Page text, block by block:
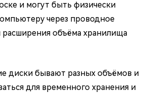
и могут быть физически
через проводное
объёма хранилища
диски бывают разных объёмов и
для временного хранения и